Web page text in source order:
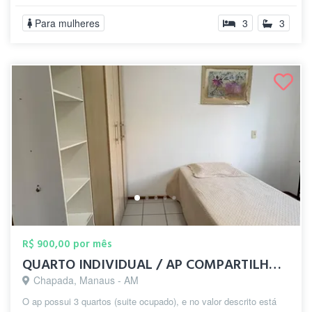
Para mulheres 3 3
R$ 900,00 por mês
QUARTO INDIVIDUAL / AP COMPARTILHADO MOB...
Chapada, Manaus - AM
O ap possui 3 quartos (suite ocupado), e no valor descrito está